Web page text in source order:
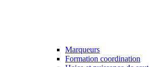
Marqueurs
Formation coordination